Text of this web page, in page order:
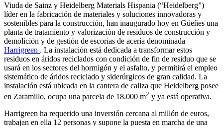
Viuda de Sainz y Heidelberg Materials Hispania (“Heidelberg”)
líder en la fabricación de materiales y soluciones innovadoras y
sostenibles para la construcción, han inaugurado hoy en Güeñes una
planta de tratamiento y valorización de residuos de construcción y
demolición y de gestión de escorias de acería denominada
Harrigreen . La instalación está dedicada a transformar estos
residuos en áridos reciclados con condición de fin de residuo que se
usará en los sectores del hormigón y el asfalto, y permitirá el empleo
sistemático de áridos reciclado y siderúrgicos de gran calidad. La
instalación está ubicada en la cantera de caliza que Heidelberg posee
en Zaramillo, ocupa una parcela de 18.000 m2 y ya está operativa.
Harrigreen ha requerido una inversión cercana al millón de euros,
trabajan en ella 12 personas y supone la puesta en marcha de una